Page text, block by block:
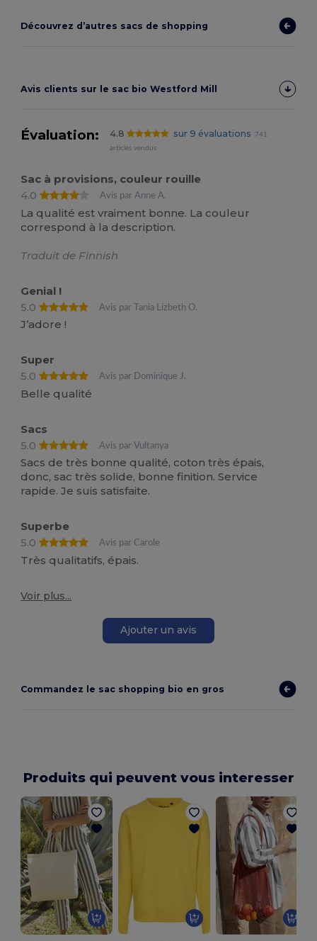
Découvrez d’autres sacs de shopping
Avis clients sur le sac bio Westford Mill
Évaluation: 4.8 sur 9 évaluations
741
articles vendus
Sac à provisions, couleur rouille
4.0
Avis par Anne A.
La qualité est vraiment bonne. La couleur
correspond à la description.
Traduit de Finnish
Genial !
5.0
Avis par Tania Lizbeth O.
J’adore !
Super
5.0
Avis par Dominique J.
Belle qualité
Sacs
5.0
Avis par Vultanya
Sacs de très bonne qualité, coton très épais,
donc, sac très solide, bonne finition. Service
rapide. Je suis satisfaite.
Superbe
5.0
Avis par Carole
Très qualitatifs, épais.
Voir plus...
Ajouter un avis
Commandez le sac shopping bio en gros
Produits qui peuvent vous interesser